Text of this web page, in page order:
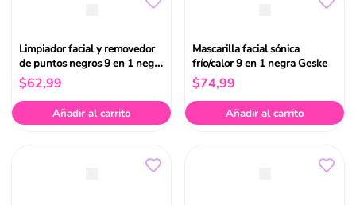
Limpiador facial y removedor
de puntos negros 9 en 1 negro
Geske
$62,99
Añadir al carrito
Mascarilla facial sónica
frío/calor 9 en 1 negra Geske
$74,99
Añadir al carrito